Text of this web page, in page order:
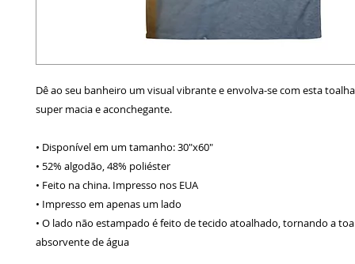
Dê ao seu banheiro um visual vibrante e envolva-se com esta
super macia e aconchegante.
• Disponível em um tamanho: 30"x60"
• 52% algodão, 48% poliéster
• Feito na china. Impresso nos EUA
• Impresso em apenas um lado
• O lado não estampado é feito de tecido atoalhado, tornando a
absorvente de água